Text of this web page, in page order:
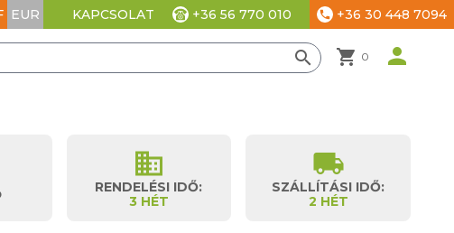
beállítások
EUR KAPCSOLAT +36 56 770 010 phone +36 30 448 7094
search shopping_cart 0 person
business
RENDELÉSI IDŐ:
3 HÉT
local_shipping
SZÁLLÍTÁSI IDŐ:
2 HÉT